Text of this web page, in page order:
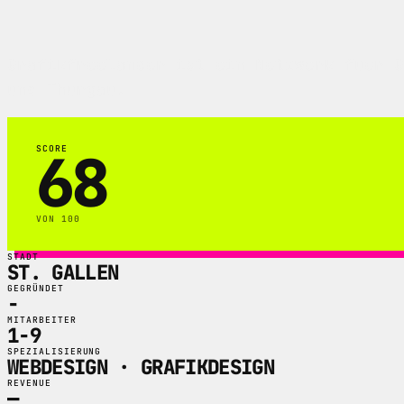
SCORE
68
VON 100
STADT
ST. GALLEN
GEGRÜNDET
-
MITARBEITER
1-9
SPEZIALISIERUNG
WEBDESIGN · GRAFIKDESIGN
REVENUE
—